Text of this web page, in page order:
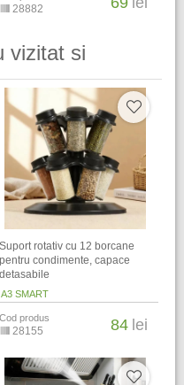
28882
vizitat si
Suport rotativ cu 12 borcane
pentru condimente, capace
detasabile
A3 SMART
Cod produs
28155 84 lei